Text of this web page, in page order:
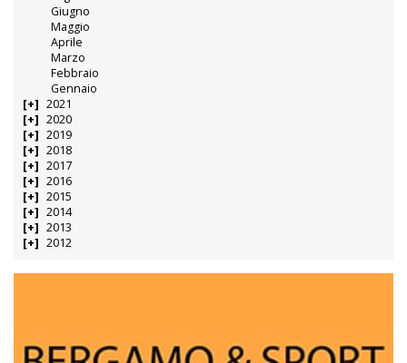
Giugno
Maggio
Aprile
Marzo
Febbraio
Gennaio
2021
2020
2019
2018
2017
2016
2015
2014
2013
2012